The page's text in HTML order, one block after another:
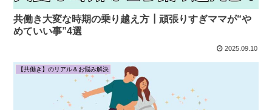
共働き大変な時期の乗り越え方┃頑張りすぎママが“や
めていい事”4選
2025.09.10
【共働き】のリアル＆お悩み解決